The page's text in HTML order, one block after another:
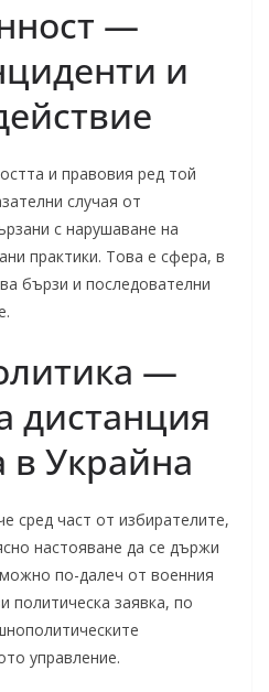
—
и
и правовия ред той
случая от
с нарушаване на
практики. Това е сфера, в
бързи и последователни
—
дистанция
в Украйна
сред част от избирателите,
настояване да се държи
по-далеч от военния
политическа заявка, по
управление.